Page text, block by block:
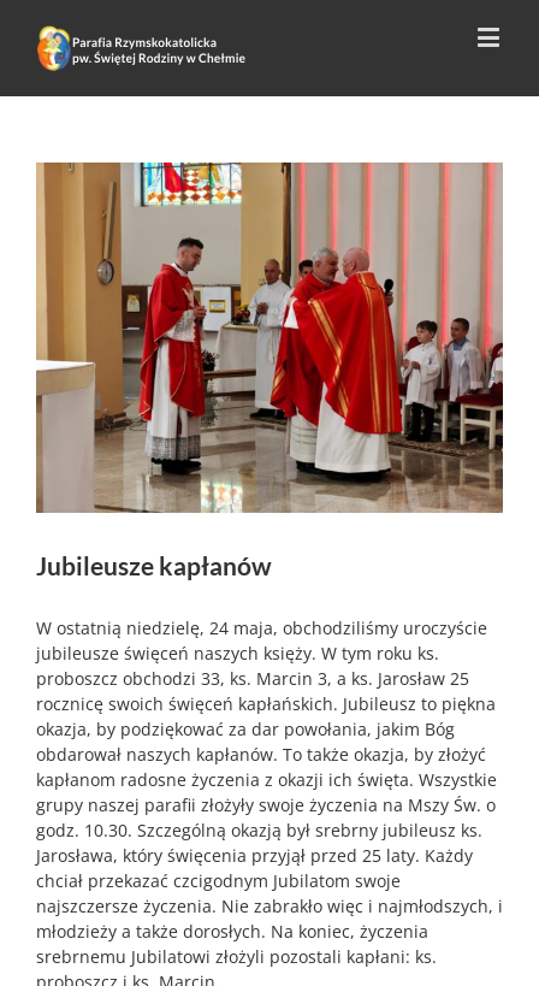
Jubileusze kapłanów
W ostatnią niedzielę, 24 maja, obchodziliśmy uroczyście
jubileusze święceń naszych księży. W tym roku ks.
proboszcz obchodzi 33, ks. Marcin 3, a ks. Jarosław 25
rocznicę swoich święceń kapłańskich. Jubileusz to piękna
okazja, by podziękować za dar powołania, jakim Bóg
obdarował naszych kapłanów. To także okazja, by złożyć
kapłanom radosne życzenia z okazji ich święta. Wszystkie
grupy naszej parafii złożyły swoje życzenia na Mszy Św. o
godz. 10.30. Szczególną okazją był srebrny jubileusz ks.
Jarosława, który święcenia przyjął przed 25 laty. Każdy
chciał przekazać czcigodnym Jubilatom swoje
najszczersze życzenia. Nie zabrakło więc i najmłodszych, i
młodzieży a także dorosłych. Na koniec, życzenia
srebrnemu Jubilatowi złożyli pozostali kapłani: ks.